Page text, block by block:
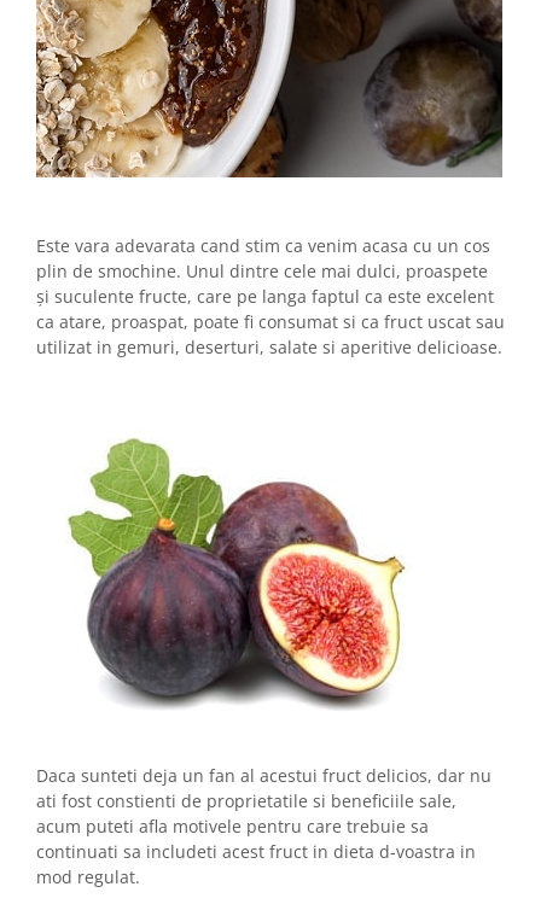
Este vara adevarata cand stim ca venim acasa cu un cos
plin de smochine. Unul dintre cele mai dulci, proaspete
și suculente fructe, care pe langa faptul ca este excelent
ca atare, proaspat, poate fi consumat si ca fruct uscat sau
utilizat in gemuri, deserturi, salate si aperitive delicioase.
Daca sunteti deja un fan al acestui fruct delicios, dar nu
ati fost constienti de proprietatile si beneficiile sale,
acum puteti afla motivele pentru care trebuie sa
continuati sa includeti acest fruct in dieta d-voastra in
mod regulat.